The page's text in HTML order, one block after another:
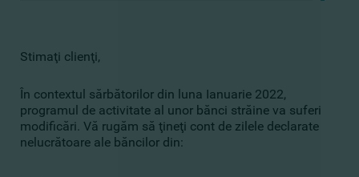
Stimaţi clienţi,
În contextul sărbătorilor din luna Ianuarie 2022,
programul de activitate al unor bănci străine va suferi
modificări. Vă rugăm să ţineţi cont de zilele declarate
nelucrătoare ale băncilor din: